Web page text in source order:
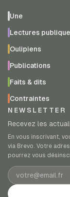
Une
Lectures
Oulipiens
Publications
Faits & dits
Contraintes
NEWSLETTER
Recevez les
En vous inscrivant,
via Brevo. Votre
pourrez vous
Adresse e-mail